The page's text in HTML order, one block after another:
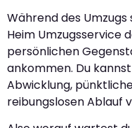
Während des
Heim Umzugsservice
persönlichen
ankommen. Du
Abwicklung,
reibungslosen Ablauf